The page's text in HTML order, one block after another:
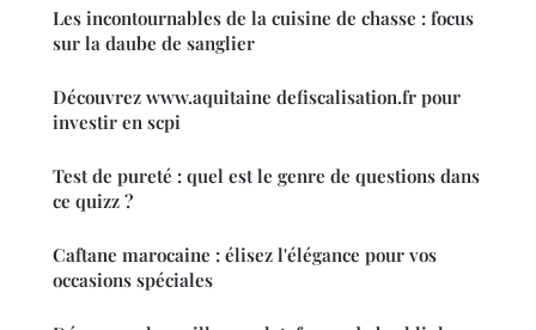
Les incontournables de la cuisine de chasse : focus
sur la daube de sanglier
Découvrez www.aquitaine defiscalisation.fr pour
investir en scpi
Test de pureté : quel est le genre de questions dans
ce quizz ?
Caftane marocaine : élisez l'élégance pour vos
occasions spéciales